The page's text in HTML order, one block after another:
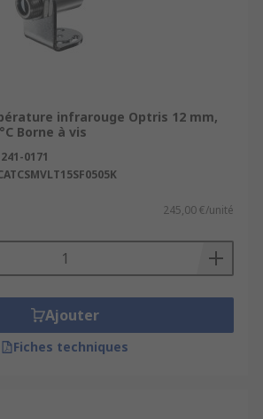
infrarouge Optris 12 mm,
Borne à vis
241-0171
245,00 €/unité
Ajouter
Fiches techniques